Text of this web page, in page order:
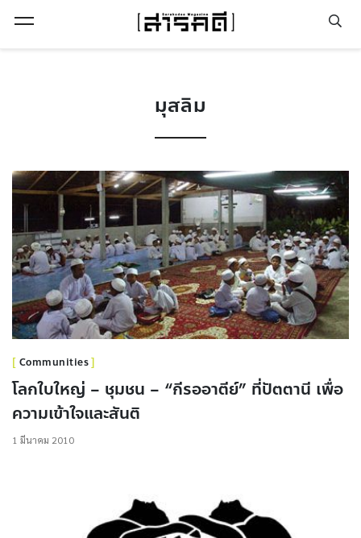
มุสลิม
Communities
โลกใบใหญ่ – ชุมชน – “กีรออาตีย์” ที่ปัตตานี เพื่อ
ความเข้าใจและสันติ
1 มีนาคม 2010